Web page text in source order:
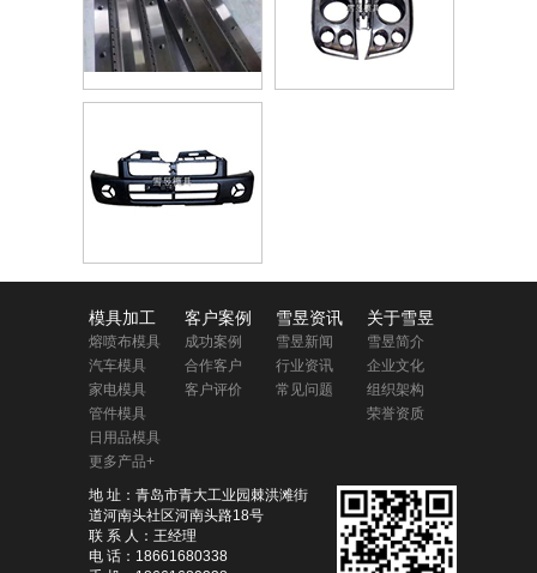
模具加工
熔喷布模具
汽车模具
家电模具
管件模具
日用品模具
更多产品+
客户案例
成功案例
合作客户
客户评价
雪昱资讯
雪昱新闻
行业资讯
常见问题
关于雪昱
雪昱简介
企业文化
组织架构
荣誉资质
地 址：青岛市青大工业园棘洪滩街
道河南头社区河南头路18号
联 系 人：王经理
电 话：18661680338